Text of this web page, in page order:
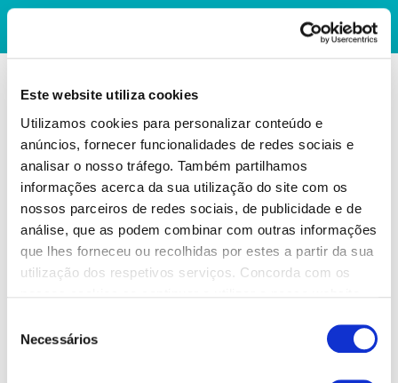
Este website utiliza cookies
Utilizamos cookies para personalizar conteúdo e
anúncios, fornecer funcionalidades de redes sociais e
analisar o nosso tráfego. Também partilhamos
informações acerca da sua utilização do site com os
nossos parceiros de redes sociais, de publicidade e de
análise, que as podem combinar com outras informações
que lhes forneceu ou recolhidas por estes a partir da sua
utilização dos respetivos serviços. Concorda com os
Necessários